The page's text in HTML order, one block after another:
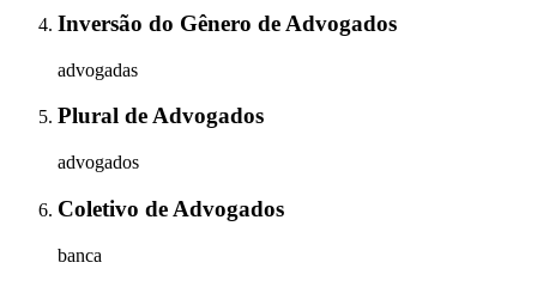
Inversão do Gênero de Advogados
advogadas
Plural deAdvogados
advogados
Coletivo de Advogados
banca